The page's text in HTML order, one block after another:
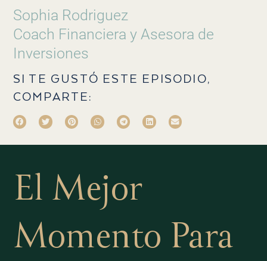
Sophia Rodriguez
Coach Financiera y Asesora de
Inversiones
SI TE GUSTÓ ESTE EPISODIO,
COMPARTE:
El Mejor
Momento Para